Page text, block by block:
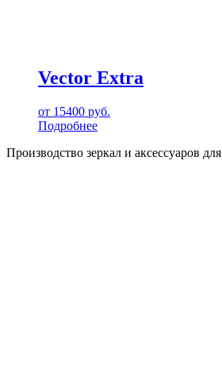
Vector Extra
от 15400 руб.
Подробнее
Производство зеркал и аксессуаров